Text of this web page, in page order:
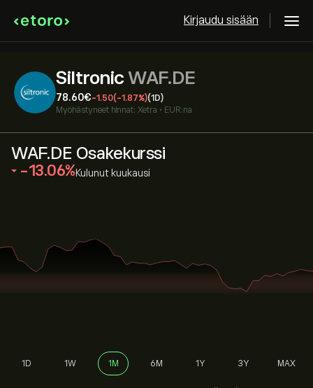
Kirjaudu sisään
Siltronic WAF.DE
78.60‎€‎-1.50(-1.87%)(1D)
Myöhästyneet hinnat: Xetra • EUR:na
WAF.DE Osakekurssi
‎-13.06‎ Kulunut kuukausi
1D 1W 1M 6M 1Y 3Y MAX